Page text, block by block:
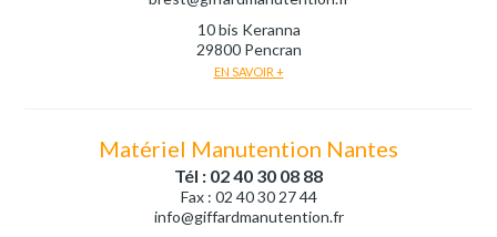
10 bis Keranna
29800 Pencran
EN SAVOIR +
Matériel Manutention Nantes
Tél : 02 40 30 08 88
Fax : 02 40 30 27 44
info@giffardmanutention.fr